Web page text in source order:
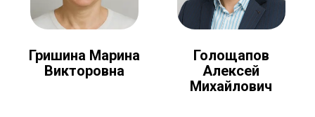
Гришина Марина
Викторовна
Голощапов
Алексей
Михайлович